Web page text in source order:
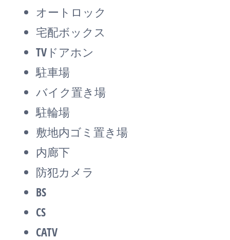
オートロック
宅配ボックス
TVドアホン
駐車場
バイク置き場
駐輪場
敷地内ゴミ置き場
内廊下
防犯カメラ
BS
CS
CATV